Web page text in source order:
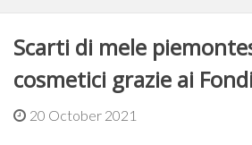
Scarti di mele
cosmetici grazie ai
20 October 2021